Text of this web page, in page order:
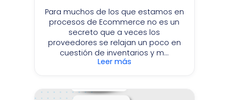
Para muchos de los que estamos en
procesos de Ecommerce no es un
secreto que a veces los
proveedores se relajan un poco en
cuestión de inventarios y m...
Leer más